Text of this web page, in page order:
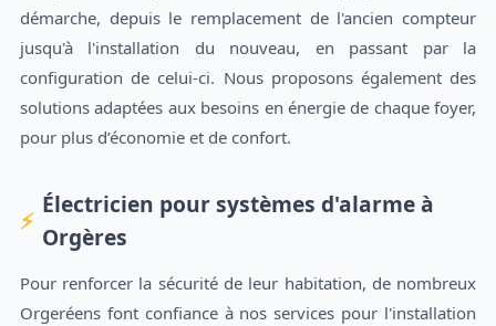
démarche, depuis le remplacement de l'ancien compteur
jusqu'à l'installation du nouveau, en passant par la
configuration de celui-ci. Nous proposons également des
solutions adaptées aux besoins en énergie de chaque foyer,
pour plus d’économie et de confort.
Électricien pour systèmes d'alarme à
Orgères
Pour renforcer la sécurité de leur habitation, de nombreux
Orgeréens font confiance à nos services pour l'installation